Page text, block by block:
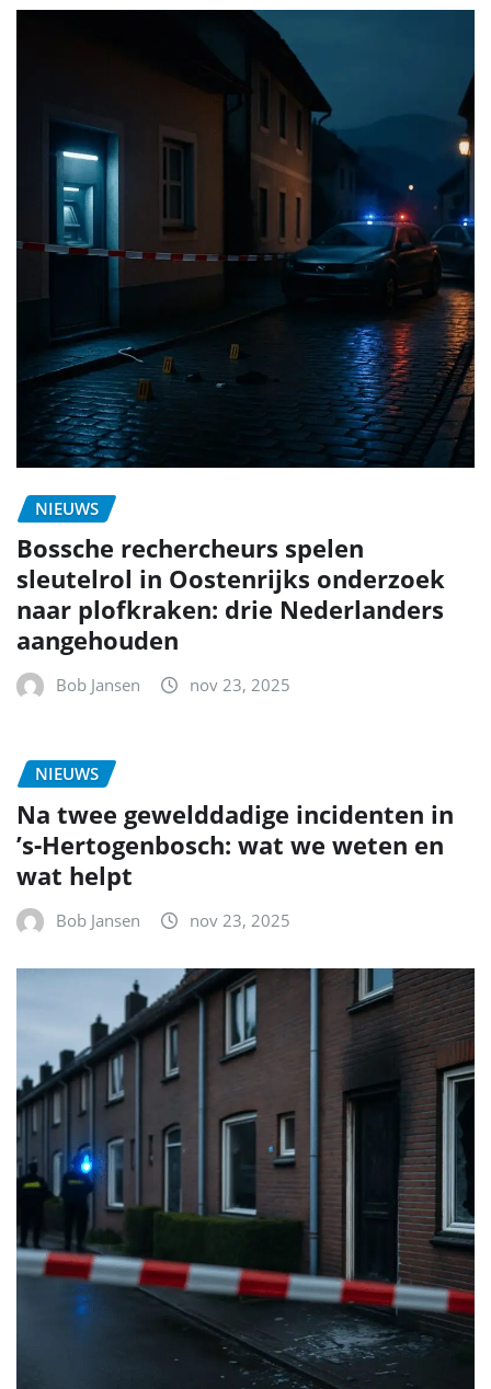
NIEUWS
Bossche rechercheurs spelen
sleutelrol in Oostenrijks onderzoek
naar plofkraken: drie Nederlanders
aangehouden
Bob Jansen nov 23, 2025
NIEUWS
Na twee gewelddadige incidenten in
’s‑Hertogenbosch: wat we weten en
wat helpt
Bob Jansen nov 23, 2025